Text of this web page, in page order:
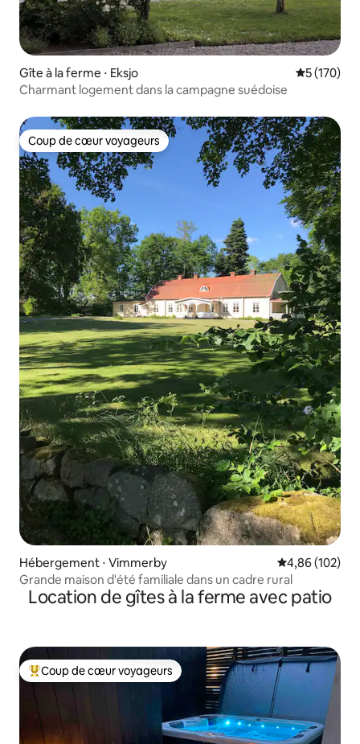
Gîte à la ferme ⋅ Eksjo Évaluation
5 (170)
Charmant logement dans la campagne suédoise
Coup de cœur voyageurs
Coup de cœur voyageurs
Hébergement ⋅ Vimmerby Évaluation
4,86 (102)
Grande maison d'été familiale dans un cadre rural
Location de gîtes à la ferme avec patio
Coups de cœur voyageurs les plus appréciés
Coup de cœur voyageurs